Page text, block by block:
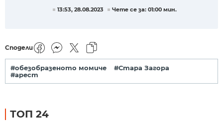
13:53, 28.08.2023 Чете се за: 01:00 мин.
Сподели
#обезобразеното момиче
#Стара Загора
#арест
ТОП 24